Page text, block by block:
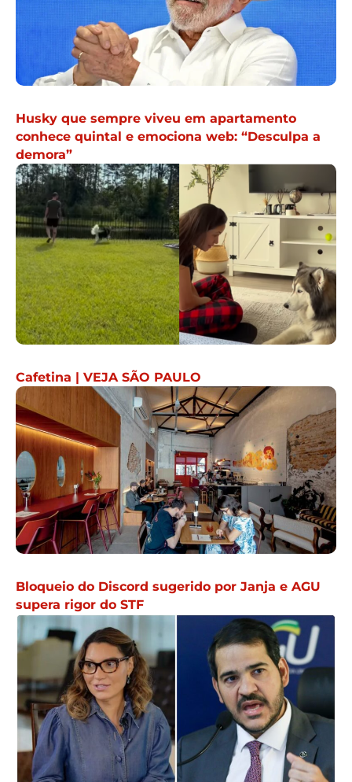
Husky que sempre viveu em apartamento
conhece quintal e emociona web: “Desculpa a
demora”
Cafetina | VEJA SÃO PAULO
Bloqueio do Discord sugerido por Janja e AGU
supera rigor do STF